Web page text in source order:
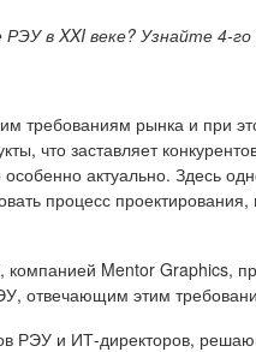
РЭУ в XXI веке? Узнайте 4-
требованиям рынка и при
что заставляет
актуально. Здесь
процесс
Mentor Graphics,
отвечающим этим
РЭУ и ИТ-директоров,